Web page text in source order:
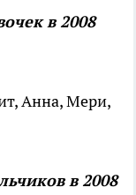
в 2008
Анна, Мери,
в 2008